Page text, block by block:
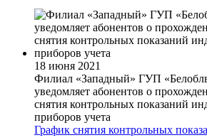
18 июня 2021
Филиал «Западный» ГУП
уведомляет абонентов о
снятия контрольных показаний
приборов учета
График снятия контрольных